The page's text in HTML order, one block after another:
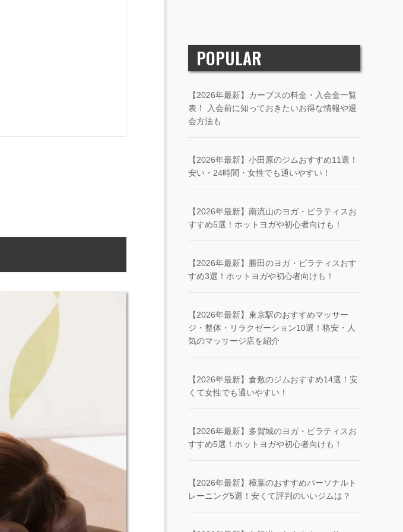
POPULAR
【2026年最新】カーブスの料金・入会金一覧
表！ 入会前に知っておきたいお得な情報や退
会方法も
【2026年最新】小田原のジムおすすめ11選！
安い・24時間・女性でも通いやすい！
【2026年最新】南流山のヨガ・ピラティスお
すすめ5選！ホットヨガや初心者向けも！
【2026年最新】勝田のヨガ・ピラティスおす
すめ3選！ホットヨガや初心者向けも！
【2026年最新】東京駅のおすすめマッサー
ジ・整体・リラクゼーション10選！格安・人
気のマッサージ店を紹介
【2026年最新】倉敷のジムおすすめ14選！安
くて女性でも通いやすい！
【2026年最新】多賀城のヨガ・ピラティスお
すすめ5選！ホットヨガや初心者向けも！
【2026年最新】樟葉のおすすめパーソナルト
レーニング5選！安くて評判のいいジムは？